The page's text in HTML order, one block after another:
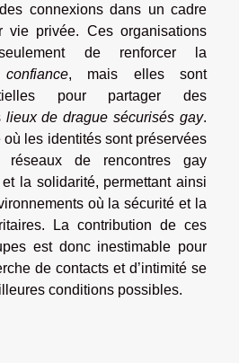
connexions dans un cadre
vie privée. Ces organisations
de renforcer la
, mais elles sont
pour partager des
lieux de drague sécurisés gay.
où les identités sont préservées
de rencontres gay
la solidarité, permettant ainsi
où la sécurité et la
La contribution de ces
est donc inestimable pour
de contacts et d’intimité se
conditions possibles.